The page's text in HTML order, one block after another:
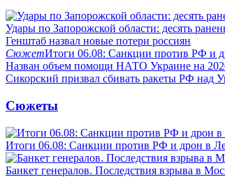
Удары по Запорожской области: десять
Генштаб назвал новые потери россиян
СюжетИтоги 06.08: Санкции против РФ и
Назван объем помощи НАТО Украине на
Сикорский призвал сбивать ракеты РФ над
Сюжеты
Итоги 06.08: Санкции против РФ и дрон в
Банкет генералов. Последствия взрыва в